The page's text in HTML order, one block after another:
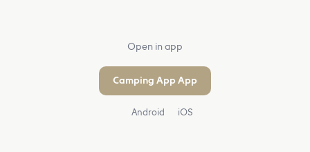
Open in app
Camping App App
Android iOS